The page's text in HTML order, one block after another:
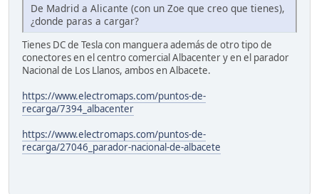
De Madrid a Alicante (con un Zoe que creo que tienes),
¿donde paras a cargar?
Tienes DC de Tesla con manguera además de otro tipo de
conectores en el centro comercial Albacenter y en el parador
Nacional de Los Llanos, ambos en Albacete.
https://www.electromaps.com/puntos-de-
recarga/7394_albacenter
https://www.electromaps.com/puntos-de-
recarga/27046_parador-nacional-de-albacete